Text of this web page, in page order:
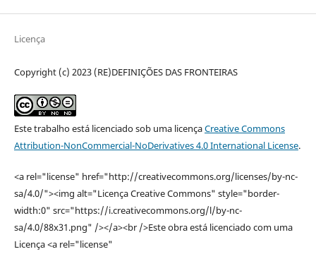
Licença
Copyright (c) 2023 (RE)DEFINIÇÕES DAS FRONTEIRAS
Este trabalho está licenciado sob uma licençaCreative Commons
Attribution-NonCommercial-NoDerivatives 4.0 International License.
<a rel="license" href="http://creativecommons.org/licenses/by-nc-
sa/4.0/"><img alt="Licença Creative Commons" style="border-
width:0" src="https://i.creativecommons.org/l/by-nc-
sa/4.0/88x31.png" /></a><br />Este obra está licenciado com uma
Licença <a rel="license"